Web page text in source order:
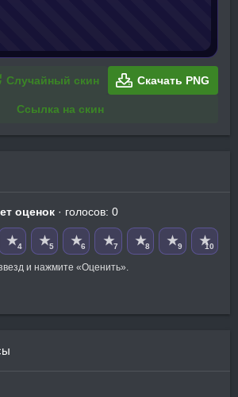
Случайный скин Скачать PNG
Ссылка на скин
оценок · голосов: 0
★4 ★5 ★6 ★7 ★8 ★9 ★10
и нажмите «Оценить».